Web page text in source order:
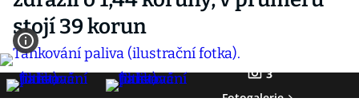
stojí 39 korun
3
Fotogalerie